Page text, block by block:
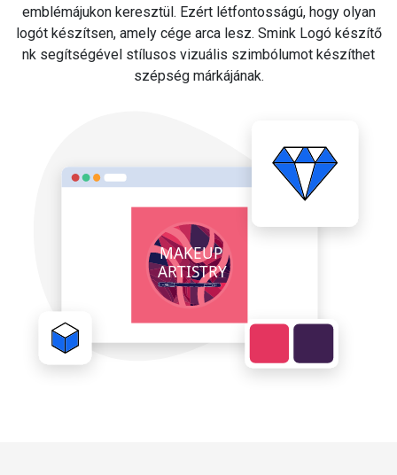
emblémájukon keresztül. Ezért létfontosságú, hogy olyan
logót készítsen, amely cége arca lesz. Smink Logó készítő
nk segítségével stílusos vizuális szimbólumot készíthet
szépség márkájának.